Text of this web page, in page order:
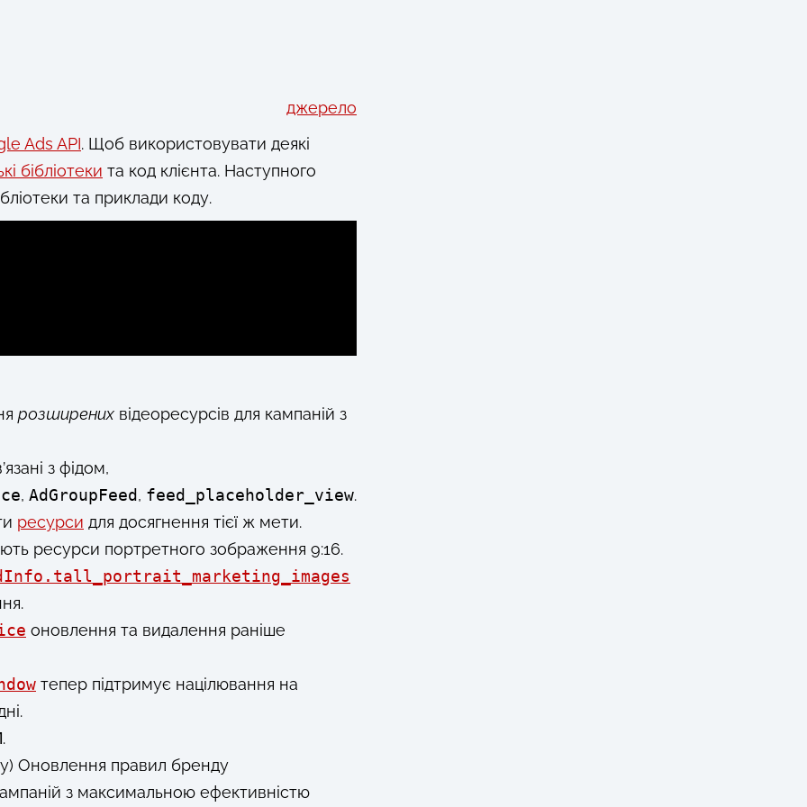
джерело
Ads API. Щоб використовувати деякі
бібліотеки та код клієнта. Наступного
та приклади коду.
розширених відеоресурсів для кампаній з
з фідом,
, AdGroupFeed, feed_placeholder_view.
ресурси для досягнення тієї ж мети.
ресурси портретного зображення 9:16.
оновлення та видалення раніше
тепер підтримує націлювання на
.
Оновлення правил бренду
з максимальною ефективністю